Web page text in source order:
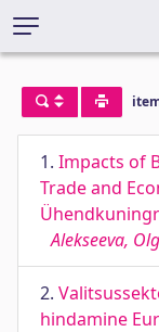
1. Impacts of
Trade and
Alekseeva,
2.
hindamine